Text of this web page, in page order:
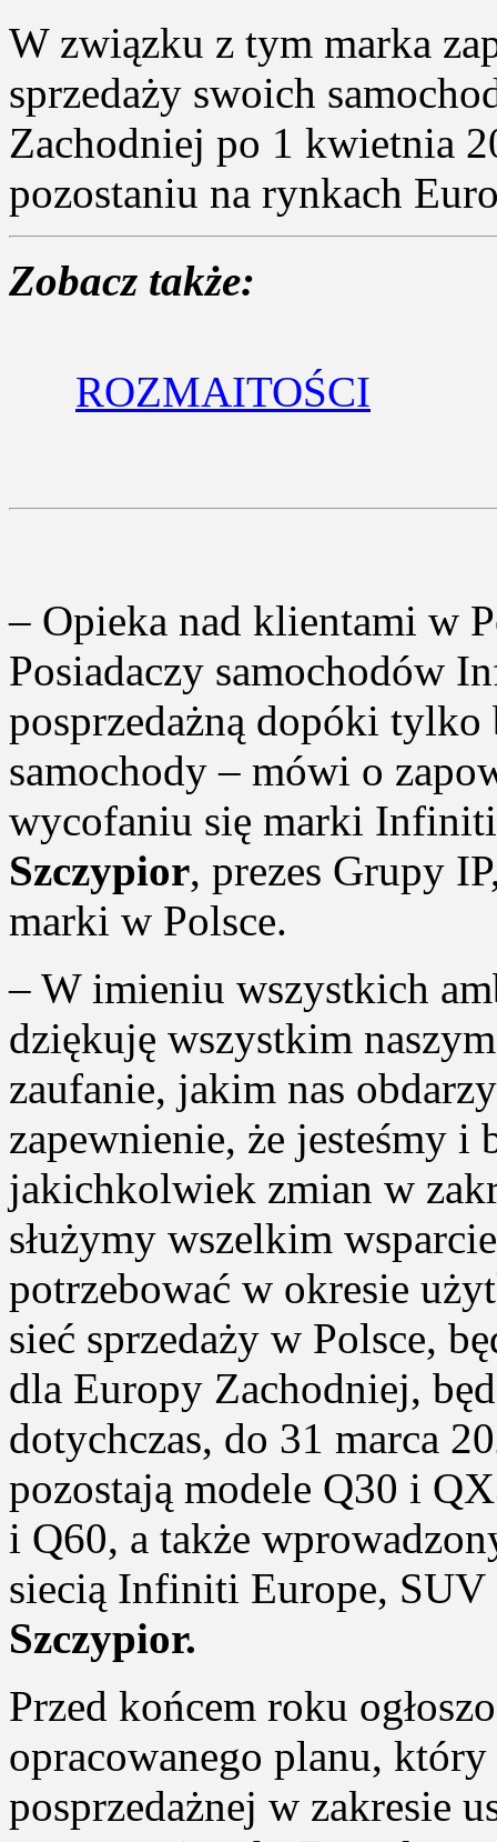
W związku z tym marka
sprzedaży swoich
Zachodniej po 1 kwietnia
pozostaniu na rynkach
Zobacz także:
ROZMAITOŚCI
– Opieka nad klientami w
Posiadaczy samochodów
posprzedażną dopóki
samochody – mówi o
wycofaniu się marki
Szczypior, prezes Grupy
marki w Polsce.
– W imieniu wszystkich
dziękuję wszystkim
zaufanie, jakim nas
zapewnienie, że jesteśmy i
jakichkolwiek zmian w
służymy wszelkim
potrzebować w okresie
sieć sprzedaży w Polsce,
dla Europy Zachodniej,
dotychczas, do 31 marca
pozostają modele Q30 i
i Q60, a także
siecią Infiniti Europe,
Szczypior.
Przed końcem roku
opracowanego planu,
posprzedażnej w zakresie